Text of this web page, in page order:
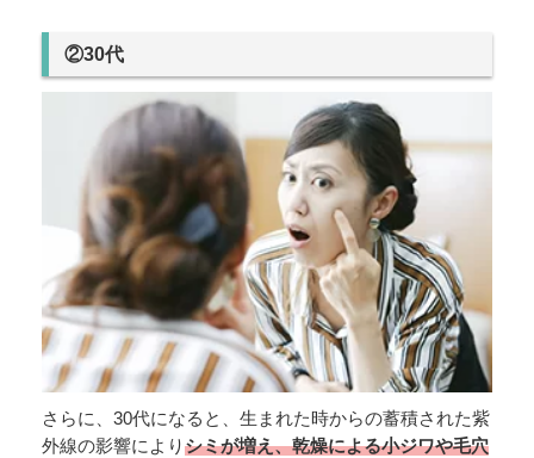
②30代
さらに、30代になると、生まれた時からの蓄積された紫
外線の影響によりシミが増え、乾燥による小ジワや毛穴